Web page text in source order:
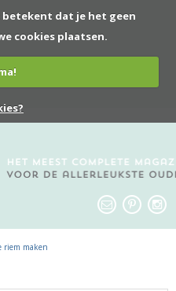
betekent dat je het geen
cookies plaatsen.
riem maken